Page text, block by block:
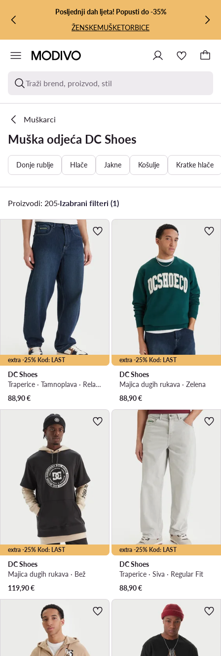
PRIJEĐI NA GLAVNI SADRŽAJ
PRIJEĐI NA PRETRAŽIVANJE
Posljednji dah ljeta! Popusti do -35%
ŽENSKEMUŠKETORBICE
Traži brend, proizvod, stil
Muškarci
Muška odjeća DC Shoes
Donje rublje Hlače Jakne Košulje Kratke hlače
Proizvodi: 205·Izabrani filteri (1)
extra -25% Kod: LAST
DC Shoes
Traperice · Tamnoplava · Relaxed Fit
88,90€
extra -25% Kod: LAST
DC Shoes
Majica dugih rukava · Zelena
88,90€
extra -25% Kod: LAST
DC Shoes
Majica dugih rukava · Bež
119,90€
extra -25% Kod: LAST
DC Shoes
Traperice · Siva · Regular Fit
88,90€